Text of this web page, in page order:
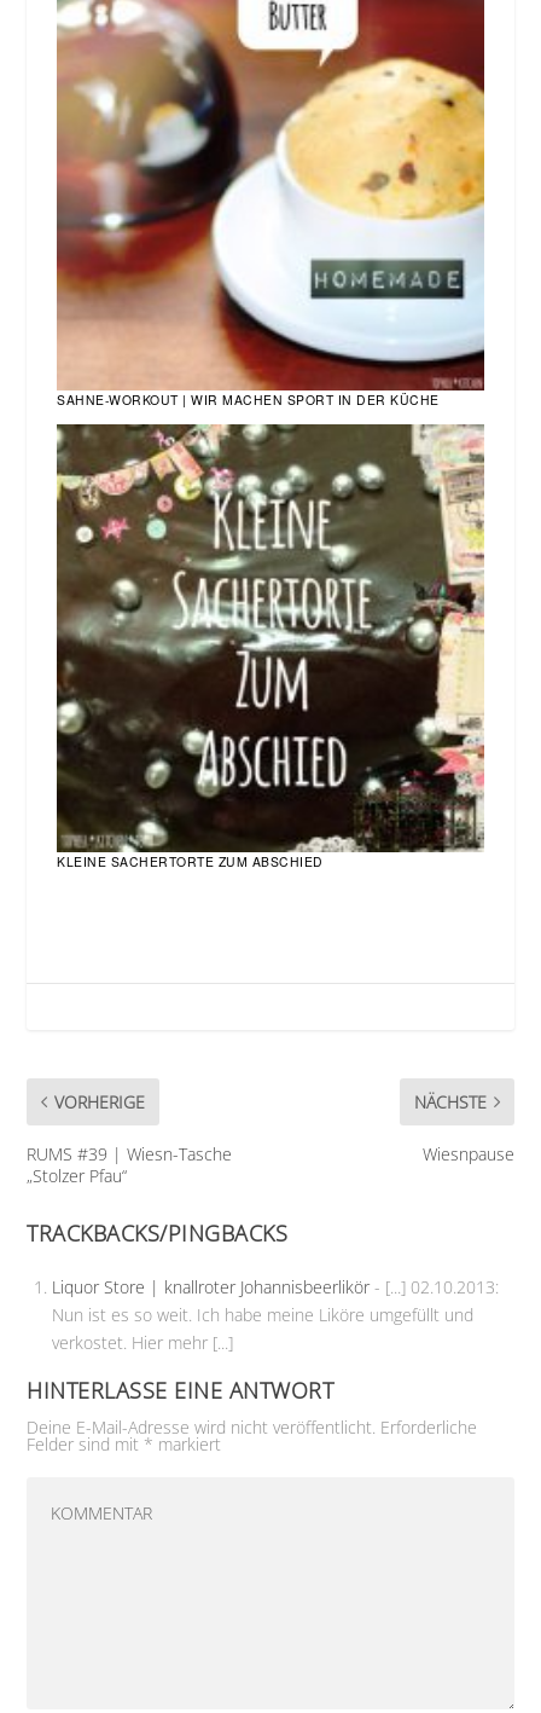
SAHNE-WORKOUT | WIR MACHEN SPORT IN DER KÜCHE
KLEINE SACHERTORTE ZUM ABSCHIED
VORHERIGE
RUMS #39 | Wiesn-Tasche
„Stolzer Pfau“
NÄCHSTE
Wiesnpause
TRACKBACKS/PINGBACKS
Liquor Store | knallroter Johannisbeerlikör - [...] 02.10.2013:
Nun ist es so weit. Ich habe meine Liköre umgefüllt und
verkostet. Hier mehr [...]
HINTERLASSE EINE ANTWORT
Deine E-Mail-Adresse wird nicht veröffentlicht. Erforderliche
Felder sind mit * markiert